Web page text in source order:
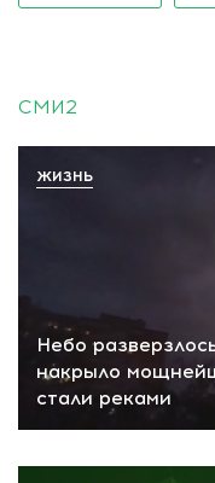
СМИ2
Небо
накрыло
стали реками
ЖИЗНЬ